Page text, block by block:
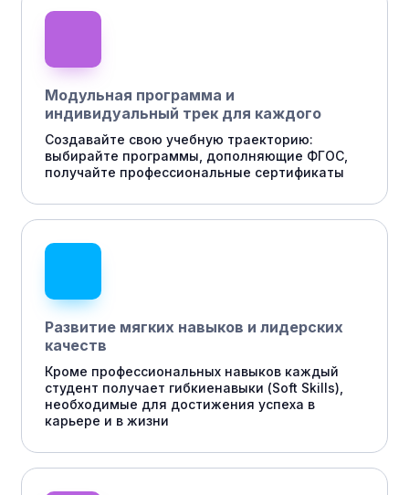
Модульная программа и
индивидуальный трек для каждого
Создавайте свою учебную траекторию:
выбирайте программы, дополняющие ФГОС,
получайте профессиональные сертификаты
Развитие мягких навыков и лидерских
качеств
Кроме профессиональных навыков каждый
студент получает гибкиенавыки (Soft Skills),
необходимые для достижения успеха в
карьере и в жизни